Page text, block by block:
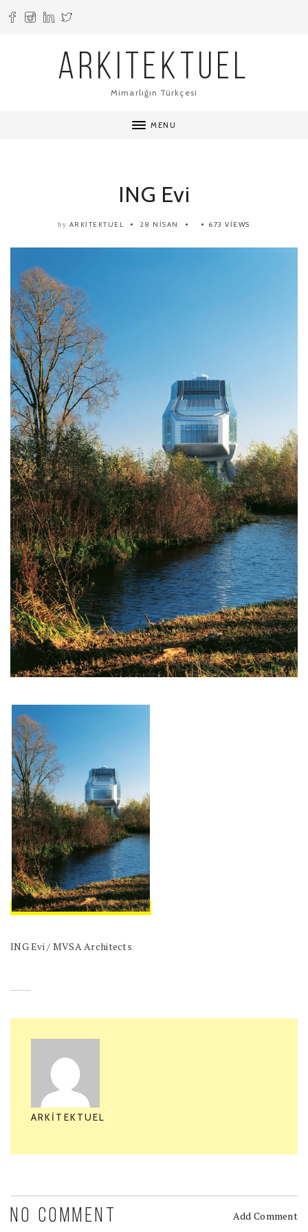
ARKITEKTUEL
Mimarlığın Türkçesi
MENU
ING Evi
by ARKITEKTUEL 28 NISAN 673 VIEWS
ING Evi / MVSA Architects
ARKITEKTUEL
NO COMMENT Add Comment